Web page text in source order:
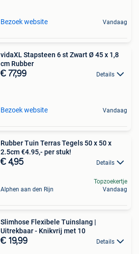
Bezoek website Vandaag
vidaXL Stapsteen 6 st Zwart Ø 45 x 1,8
cm Rubber
€ 77,99 Details
Bezoek website Vandaag
Rubber Tuin Terras Tegels 50 x 50 x
2.5cm €4.95,- per stuk!
€ 4,95 Details
Alphen aan den Rijn
Topzoekertje
Vandaag
Slimhose Flexibele Tuinslang |
Uitrekbaar - Knikvrij met 10
€ 19,99 Details